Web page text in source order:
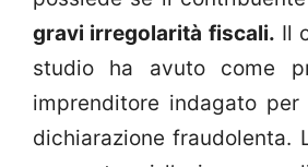
gravi irregolarità fiscali. Il
studio ha avuto come
imprenditore indagato
dichiarazione fraudolenta.